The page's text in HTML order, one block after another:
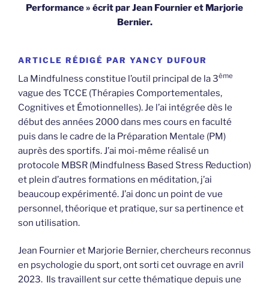
Performance » écrit par Jean Fournier et Marjorie
Bernier.
ARTICLE RÉDIGÉ PAR YANCY DUFOUR
La Mindfulness constitue l’outil principal de la 3ème
vague des TCCE (Thérapies Comportementales,
Cognitives et Émotionnelles). Je l’ai intégrée dès le
début des années 2000 dans mes cours en faculté
puis dans le cadre de la Préparation Mentale (PM)
auprès des sportifs. J’ai moi-même réalisé un
protocole MBSR (Mindfulness Based Stress Reduction)
et plein d’autres formations en méditation, j’ai
beaucoup expérimenté. J’ai donc un point de vue
personnel, théorique et pratique, sur sa pertinence et
son utilisation.
Jean Fournier et Marjorie Bernier, chercheurs reconnus
en psychologie du sport, ont sorti cet ouvrage en avril
2023. Ils travaillent sur cette thématique depuis une